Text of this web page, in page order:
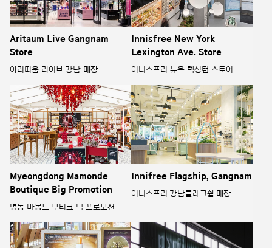
Aritaum Live Gangnam
Store
아리따움 라이브 강남 매장
Innisfree New York
Lexington Ave. Store
이니스프리 뉴욕 렉싱턴 스토어
Myeongdong Mamonde
Boutique Big Promotion
명동 마몽드 부티크 빅 프로모션
Innifree Flagship, Gangnam
이니스프리 강남플래그쉽 매장